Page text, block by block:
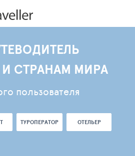
СТРАНАМ МИРА
пользователя
ТУРОПЕРАТОР ОТЕЛЬЕР